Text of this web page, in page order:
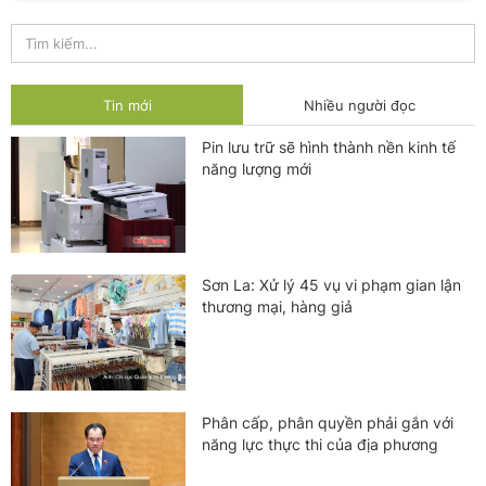
Tin mới Nhiều người đọc
Pin lưu trữ sẽ hình thành nền kinh tế
năng lượng mới
Sơn La: Xử lý 45 vụ vi phạm gian lận
thương mại, hàng giả
Phân cấp, phân quyền phải gắn với
năng lực thực thi của địa phương